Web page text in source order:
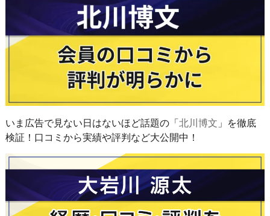
いま広告で見ない日はないほど話題の「北川博文 」を徹底
検証！口コミから実績や評判など大公開中！